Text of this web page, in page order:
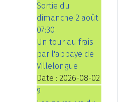
Sortie du
dimanche 2 août
07:30
Un tour au frais
par l'abbaye de
Villelongue
Date : 2026-08-02
9